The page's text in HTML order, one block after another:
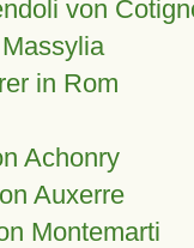
von
in Rom
Achonry
Auxerre
Montemarti